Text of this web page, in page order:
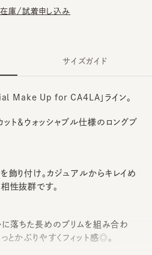
庫/試着申し込み
Make Up for CA4LA」ライン。
ト＆ウォッシャブル仕様のロングブ
飾り付け。カジュアルからキレイめ
性抜群です。
落ちた長めのブリムを組み合わ
とかぶりやすくフィット感◎。
サイズガイド